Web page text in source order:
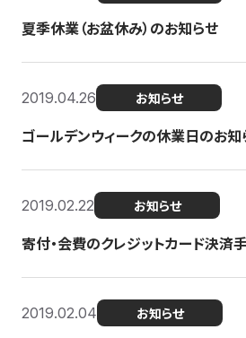
夏季休業（お盆休み）のお知らせ
2019.04.26 お知らせ
ゴールデンウィークの休業日のお知
2019.02.22 お知らせ
寄付・会費のクレジットカード決済
2019.02.04 お知らせ